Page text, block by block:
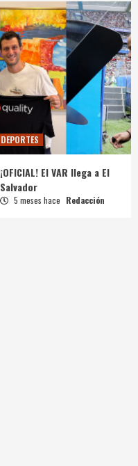
DEPORTES
¡OFICIAL! El VAR llega a El
Salvador
5 meses hace Redacción